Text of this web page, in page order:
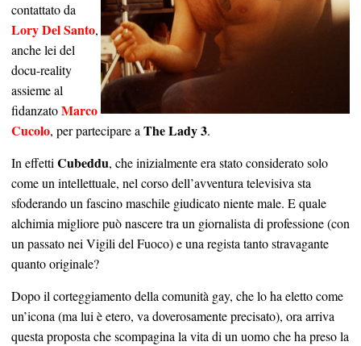
contattato da
Lory Del Santo,
anche lei del
docu-reality
assieme al
fidanzatoMarco
Cucolo, per partecipare aThe Lady 3.
In effettiCubeddu, che inizialmente era stato considerato solo
come un intellettuale, nel corso dell’avventura televisiva sta
sfoderando un fascino maschile giudicato niente male. E quale
alchimia migliore può nascere tra un giornalista di professione (con
un passato nei Vigili del Fuoco) e una regista tanto stravagante
quanto originale?
Dopo il corteggiamento della comunità gay, che lo ha eletto come
un’icona (ma lui è etero, va doverosamente precisato), ora arriva
questa proposta che scompagina la vita di un uomo che ha preso la